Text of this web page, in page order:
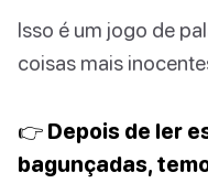
Isso é um jogo de
coisas mais
👉 Depois de ler
bagunçadas,